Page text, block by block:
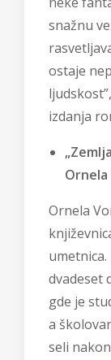
snažnu
ostaje
izdanja
Ornela
Ornela
dvadeset
gde je
a
seli